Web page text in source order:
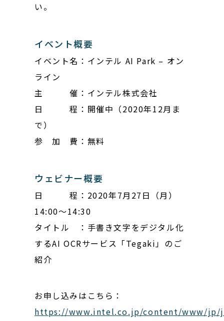
い。
イベント概要
イベント名：インテル AI Park – オン
ライン
主 催：インテル株式会社
日 程：開催中（2020年12月ま
で）
参 加 費：無料
ウェビナー概要
日 程：2020年7月27日（月）
14:00〜14:30
タイトル ：手書き文字をデジタル化
するAI OCRサービス「Tegaki」のご
紹介
お申し込みはこちら：
https://www.intel.co.jp/content/www/jp/